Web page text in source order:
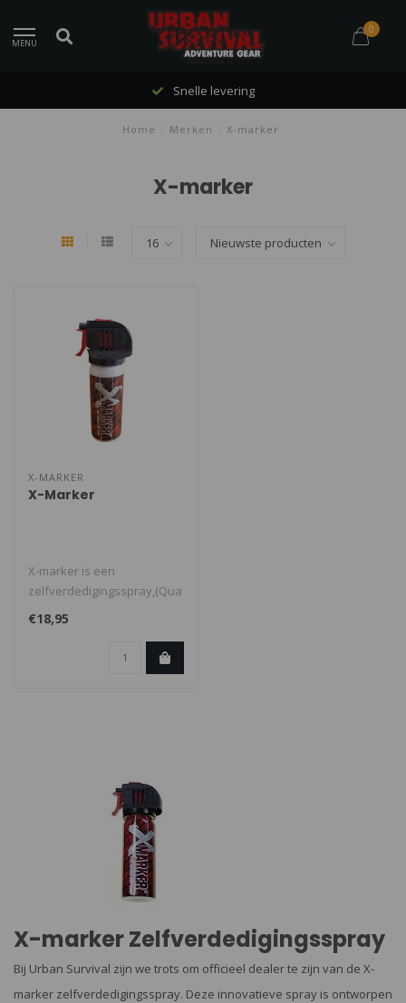
MENU
0
Snelle levering
Home Merken X-marker
X-marker
X-MARKER
X-Marker
X-marker is een
zelfverdedigingsspray,(Qua
uitelijk zou hij verward
kunnen worde..
€18,95
X-marker Zelfverdedigingsspray
Bij Urban Survival zijn we trots om officieel dealer te zijn van de X-
marker zelfverdedigingsspray. Deze innovatieve spray is ontworpen